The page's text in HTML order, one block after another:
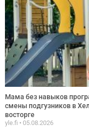
Мама без навыков
смены подгузников в
восторге
yle.fi 05.08.2026